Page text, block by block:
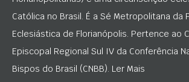
Católica no Brasil. É a Sé Metropolitana da
Eclesiástica de Florianópolis. Pertence ao
Episcopal Regional Sul IV da Conferência
Bispos do Brasil (CNBB). Ler Mais